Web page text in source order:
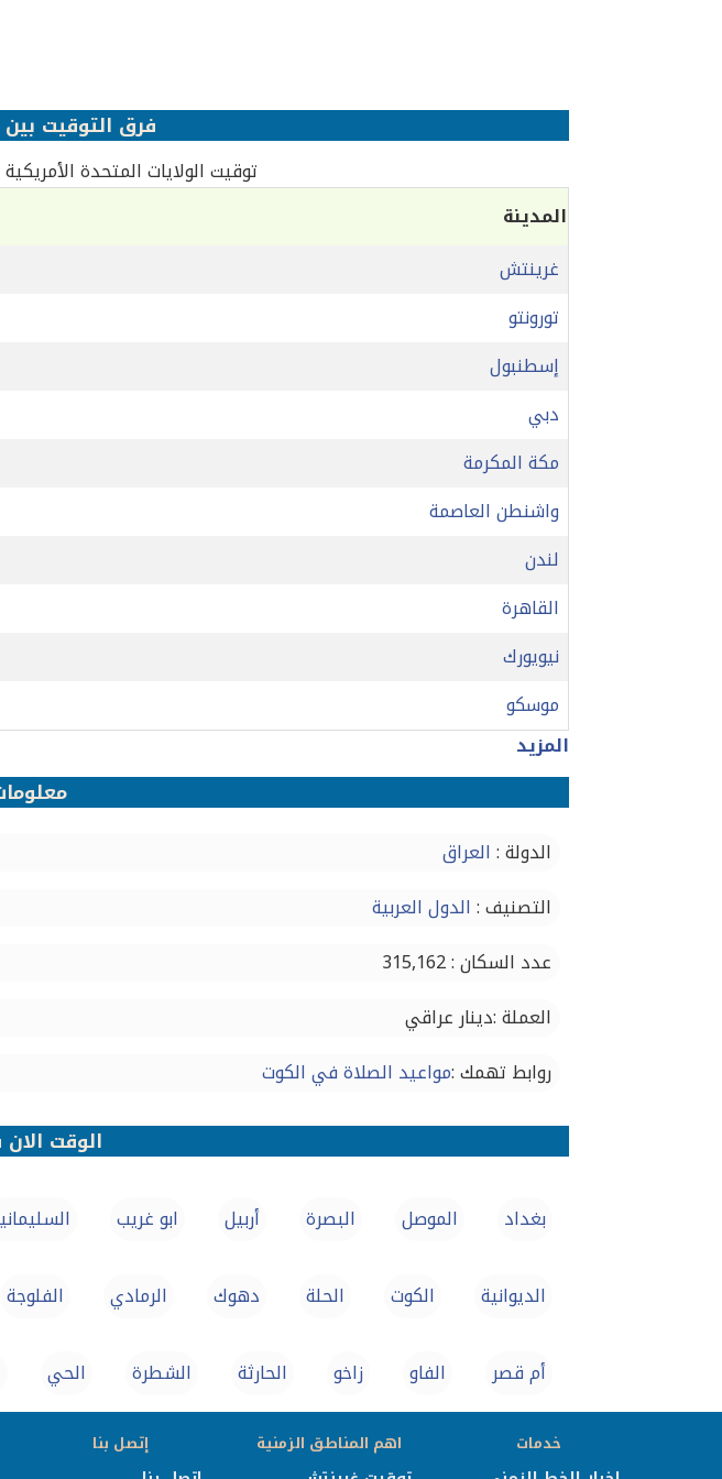
فرق التوقيت
توقيت الولايات المتحدة الأمريكية
المدينة
غرينتش
تورونتو
إسطنبول
دبي
مكة المكرمة
واشنطن العاصمة
لندن
القاهرة
نيويورك
موسكو
المزيد
الدولة : العراق
التصنيف : الدول العربية
عدد السكان : 315,162
العملة :دينار عراقي
روابط تهمك :مواعيد الصلاة في الكوت
الوقت
بغداد الموصل‏ البصرة‏ أربيل ابو غريب
الديوانية الكوت الحلة دهوك الرمادي الفلوجة
أم قصر الفاو زاخو الحارثة الشطرة الحي
خدمات اهم المناطق الزمنية إتصل بنا